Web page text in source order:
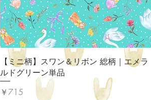
クイックビュー
【ミニ柄】スワン＆リボン 総柄｜エメラ
ルドグリーン単品
価格
￥715